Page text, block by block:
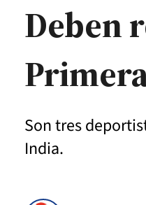
Deben
Son tres
India.